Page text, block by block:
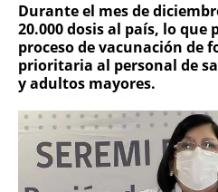
Durante el mes de
20.000 dosis al país, lo
proceso de vacunación de
prioritaria al personal de
y adultos mayores.